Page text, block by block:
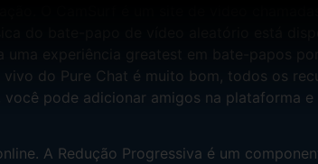
do bate-papo de vídeo aleatório está
uma experiência greatest em bate-papos
do Pure Chat é muito bom, todos os
pode adicionar amigos na plataforma
A Redução Progressiva é um